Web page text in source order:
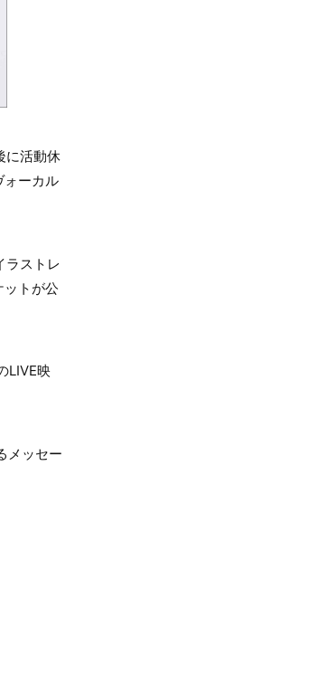
に活動休
ォーカル
ラストレ
トが公
LIVE映
メッセー